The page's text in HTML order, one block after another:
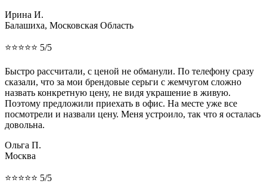
Ирина И.
Балашиха, Московская Область
⭐⭐⭐⭐⭐ 5/5
Быстро рассчитали, с ценой не обманули. По телефону сразу
сказали, что за мои брендовые серьги с жемчугом сложно
назвать конкретную цену, не видя украшение в живую.
Поэтому предложили приехать в офис. На месте уже все
посмотрели и назвали цену. Меня устроило, так что я осталась
довольна.
Ольга П.
Москва
⭐⭐⭐⭐⭐ 5/5